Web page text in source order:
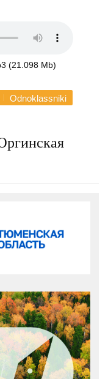
(21.098 Mb)
Odnoklassniki